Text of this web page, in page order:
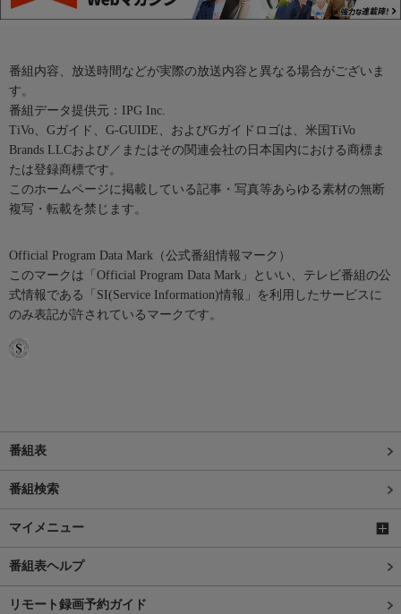
番組内容、放送時間などが実際の放送内容と異なる場合がございま
す。
番組データ提供元：IPG Inc.
TiVo、Gガイド、G-GUIDE、およびGガイドロゴは、米国TiVo
Brands LLCおよび／またはその関連会社の日本国内における商標ま
たは登録商標です。
このホームページに掲載している記事・写真等あらゆる素材の無断
複写・転載を禁じます。
Official Program Data Mark（公式番組情報マーク）
このマークは「Official Program Data Mark」といい、テレビ番組の公
式情報である「SI(Service Information)情報」を利用したサービスに
のみ表記が許されているマークです。
番組表
番組検索
マイメニュー
番組表ヘルプ
リモート録画予約ガイド